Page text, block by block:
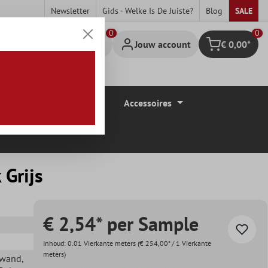
Newsletter Gids - Welke Is De Juiste? Blog SALE
Jouw account Winkelmandje
0
€ 0,00*
Accessoires
Grijs
,
€ 2,54* per Sample
Inhoud: 0.01 Vierkante meters (€ 254,00* / 1 Vierkante
meters)